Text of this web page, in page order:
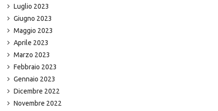
Luglio 2023
Giugno 2023
Maggio 2023
Aprile 2023
Marzo 2023
Febbraio 2023
Gennaio 2023
Dicembre 2022
Novembre 2022